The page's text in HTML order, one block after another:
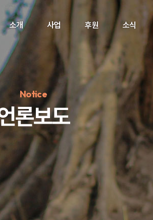
소개 사업 후원 소식
#캠페인#팬덤후원
Notice
론보도